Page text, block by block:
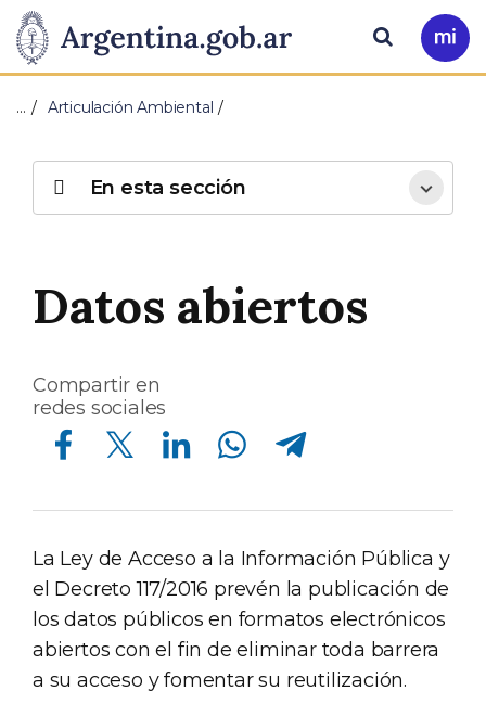
Presidencia
de
Nación
Pasar al contenido principal
Ir
a
Buscar
… Articulación Ambiental
Datos abiertos
Compartir en
redes sociales
Compartir en Facebook Compartir en Twitter Compartir en Linkedin Compartir en Whatsapp Compartir en Telegram
La Ley de Acceso a la Información Pública y
el Decreto 117/2016 prevén la publicación de
los datos públicos en formatos electrónicos
abiertos con el fin de eliminar toda barrera
a su acceso y fomentar su reutilización.
En esta sección